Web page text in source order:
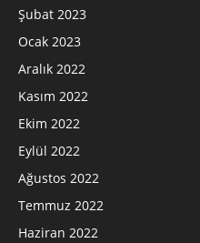
Şubat 2023
Ocak 2023
Aralık 2022
Kasım 2022
Ekim 2022
Eylül 2022
Ağustos 2022
Temmuz 2022
Haziran 2022